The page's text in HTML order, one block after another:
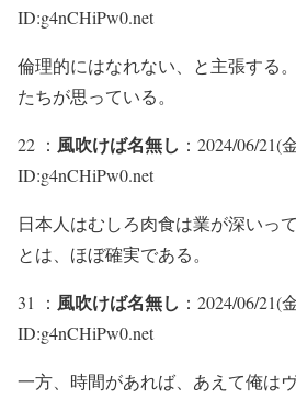
ID:g4nCHiPw0.net
倫理的にはなれない、と主張する
たちが思っている。
22 ： 風吹けば名無し ：2024/06/21(
ID:g4nCHiPw0.net
日本人はむしろ肉食は業が深いっ
とは、ほぼ確実である。
31 ： 風吹けば名無し ：2024/06/21(
ID:g4nCHiPw0.net
一方、時間があれば、あえて俺は